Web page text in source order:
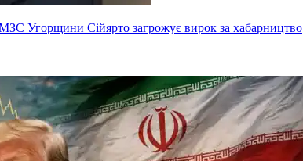
МЗС Угорщини Сійярто загрожує вирок за хабарництво